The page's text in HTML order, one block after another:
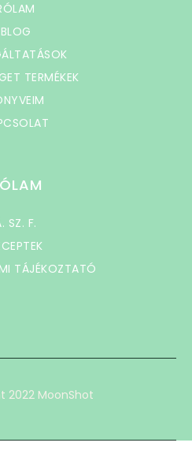
BLOG
TERMÉKEK
SZ. F.
TÁJÉKOZTATÓ
2022 MoonShot